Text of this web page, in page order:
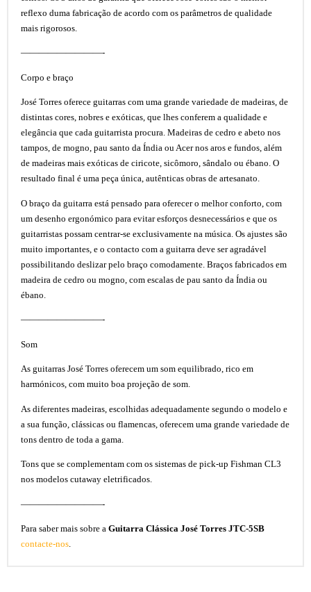
reflexo duma fabricação de acordo com os parâmetros de qualidade
mais rigorosos.
—————————-
Corpo e braço
José Torres oferece guitarras com uma grande variedade de madeiras, de
distintas cores, nobres e exóticas, que lhes conferem a qualidade e
elegância que cada guitarrista procura. Madeiras de cedro e abeto nos
tampos, de mogno, pau santo da Índia ou Acer nos aros e fundos, além
de madeiras mais exóticas de ciricote, sicômoro, sândalo ou ébano. O
resultado final é uma peça única, autênticas obras de artesanato.
O braço da guitarra está pensado para oferecer o melhor conforto, com
um desenho ergonómico para evitar esforços desnecessários e que os
guitarristas possam centrar-se exclusivamente na música. Os ajustes são
muito importantes, e o contacto com a guitarra deve ser agradável
possibilitando deslizar pelo braço comodamente. Braços fabricados em
madeira de cedro ou mogno, com escalas de pau santo da Índia ou
ébano.
—————————-
Som
As guitarras José Torres oferecem um som equilibrado, rico em
harmónicos, com muito boa projeção de som.
As diferentes madeiras, escolhidas adequadamente segundo o modelo e
a sua função, clássicas ou flamencas, oferecem uma grande variedade de
tons dentro de toda a gama.
Tons que se complementam com os sistemas de pick-up Fishman CL3
nos modelos cutaway eletrificados.
—————————-
Para saber mais sobre a Guitarra Clássica José Torres JTC-5SB
contacte-nos.